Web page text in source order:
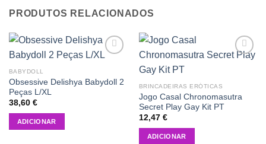
PRODUTOS RELACIONADOS
BABYDOLL
Obsessive Delishya Babydoll 2
Peças L/XL
38,60 €
ADICIONAR
BRINCADEIRAS ERÓTICAS
Jogo Casal Chronomasutra
Secret Play Gay Kit PT
12,47 €
ADICIONAR